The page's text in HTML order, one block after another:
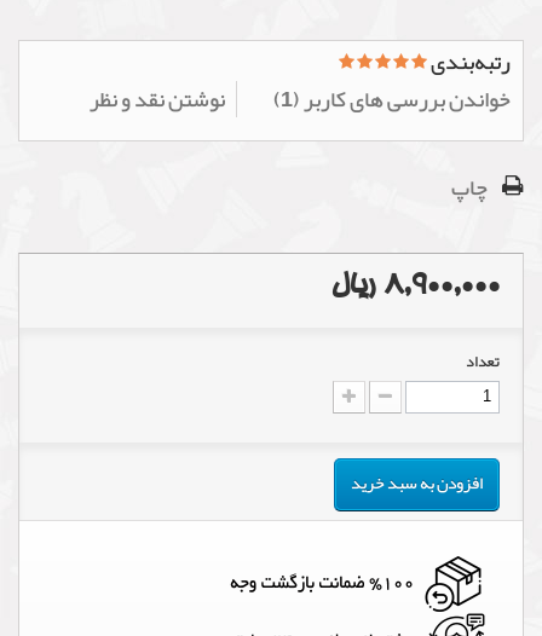
رتبه‌بندی
خواندن بررسی های کاربر (1
) نوشتن نقد و نظر
چاپ
8,900,000 ریال
تعداد
افزودن به سبد خرید